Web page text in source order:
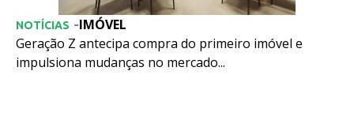
IMÓVEL
NOTÍCIAS -
Geração Z antecipa compra do primeiro imóvel e
impulsiona mudanças no mercado...